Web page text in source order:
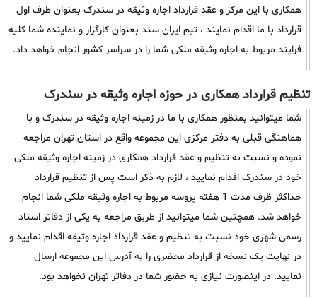
همکاری با این مرکز و عقد قرارداد اجاره وثیقه در سندرک بعنوان طرف اول
قرارداد با ما اقدام نمایند ، تیم ایران سند بعنوان کارگزار و نماینده شما کلیه
فرایند مربوط به اجاره وثیقه ملکی شما را در سراسر کشور انجام خواهد داد.
تنظیم قرارداد همکاری در حوزه اجاره وثیقه در سندرک
شما میتوانید بمنظور همکاری با ما در زمینه اجاره وثیقه در سندرک و با
هماهنگی قبلی به دفتر مرکزی این مجموعه واقع در استان تهران مراجعه
نموده و نسبت به تنظیم و عقد قرارداد همکاری در زمینه اجاره وثیقه ملکی
خود در سندرک اقدام نمایید ، لازم به ذکر است پس از تنظیم قرارداد
حداکثر ظرف مدت 1 هفته پروسه مربوط به اجاره وثیقه ملکی شما انجام
خواهد شد. همچنین شما میتوانید از طریق مراجعه به یکی از دفاتر اسناد
رسمی شهری خود نسبت به تنظیم و عقد قرارداد اجاره وثیقه اقدام نمایید و
در نهایت یک نسخه از قرارداد محضری را به آدرس این مجموعه ارسال
نمایید. در اینصورت نیازی به حضور شما در دفاتر تهران نخواهد بود.